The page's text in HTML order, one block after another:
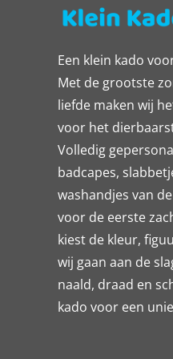
Een klein kado
Met de grootste
liefde maken wij
voor het
Volledig
badcapes,
washandjes van
voor de eerste
kiest de kleur,
wij gaan aan de
naald, draad en
kado voor een